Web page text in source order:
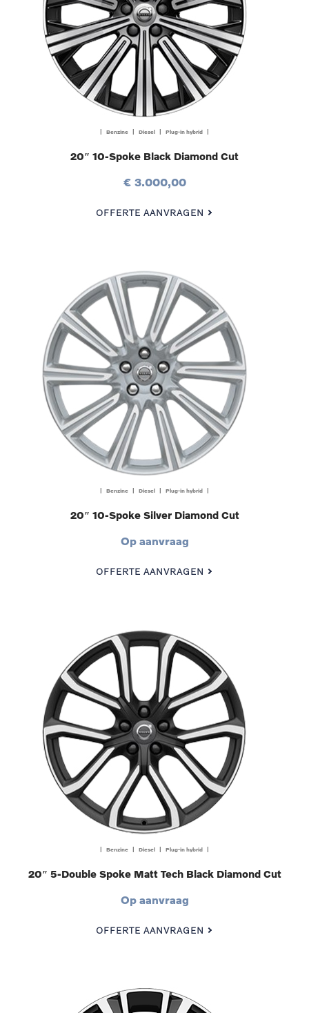
| Benzine | Diesel | Plug-in hybrid |
20″ 10-Spoke Black Diamond Cut
€ 3.000,00
OFFERTE AANVRAGEN
| Benzine | Diesel | Plug-in hybrid |
20″ 10-Spoke Silver Diamond Cut
Op aanvraag
OFFERTE AANVRAGEN
| Benzine | Diesel | Plug-in hybrid |
20″ 5-Double Spoke Matt Tech Black Diamond Cut
Op aanvraag
OFFERTE AANVRAGEN